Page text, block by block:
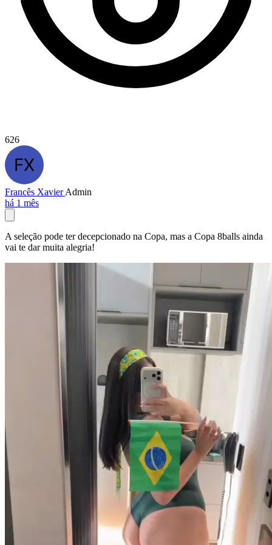
626
Francês XavierAdmin
há 1 mês
A seleção pode ter decepcionado na Copa, mas a Copa 8balls ainda
vai te dar muita alegria!